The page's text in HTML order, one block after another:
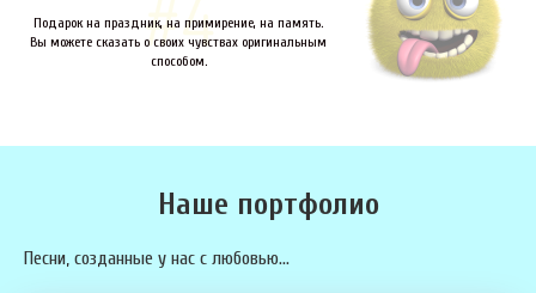
Подарок на праздник, на примирение, на память.
Вы можете сказать о своих чувствах оригинальным
способом.
Наше портфолио
Песни, созданные у нас с любовью...